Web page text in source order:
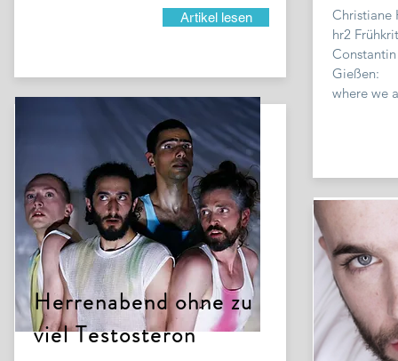
Artikel lesen
Herrenabend ohne zu
viel Testosteron
Christiane
hr2
Gießen:
where we